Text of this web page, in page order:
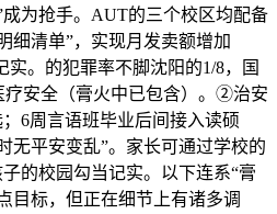
为抢手。AUT的三个校区均配备
细清单”，实现月发卖额增加
实。的犯罪率不脚沈阳的1/8，国
疗安全（膏火中已包含）。②治安
6周言语班毕业后间接入读硕
无平安变乱”。家长可通过学校的
的校园勾当记实。以下连系“膏
目标，但正在细节上有诸多调